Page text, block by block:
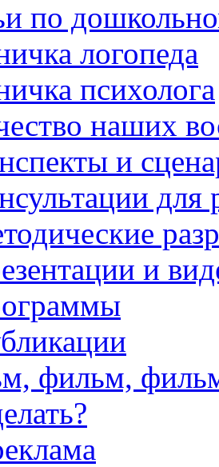
по
логопеда
психолога
наших
и
для
и
фильм,